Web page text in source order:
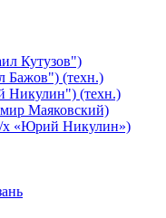
Кутузов")
Бажов") (техн.)
Никулин") (техн.)
Маяковский)
х «Юрий Никулин»)